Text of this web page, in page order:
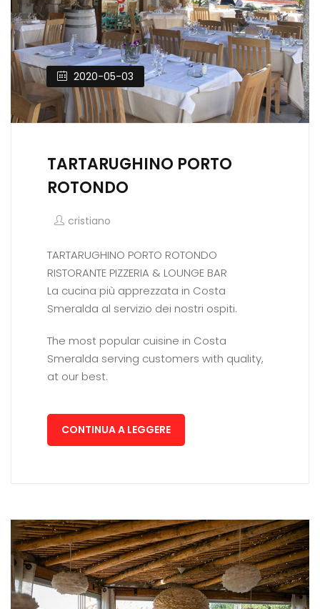
2020-05-03
TARTARUGHINO PORTO
ROTONDO
cristiano
TARTARUGHINO PORTO ROTONDO
RISTORANTE PIZZERIA & LOUNGE BAR
La cucina più apprezzata in Costa
Smeralda al servizio dei nostri ospiti.
The most popular cuisine in Costa
Smeralda serving customers with quality,
at our best.
CONTINUA A LEGGERE